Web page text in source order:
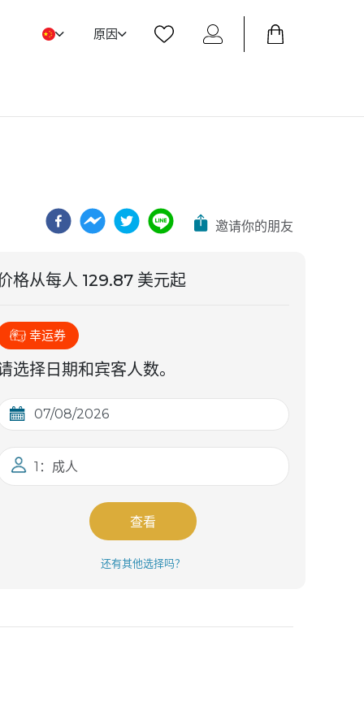
原因
邀请你的朋友
格从每人 129.87 美元起
幸运券
选择日期和宾客人数。
1：成人
查看
还有其他选择吗？